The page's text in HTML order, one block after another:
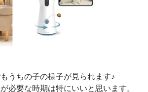
うちの子の様子が見られます♪
必要な時期は特にいいと思います。